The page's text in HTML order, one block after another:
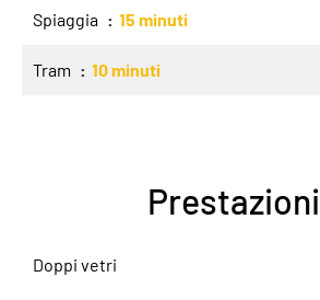
Spiaggia 15 minuti
Tram 10 minuti
Prestazioni
Doppi vetri